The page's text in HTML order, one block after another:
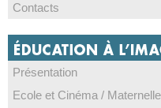
Contacts
Présentation
Ecole et Cinéma /